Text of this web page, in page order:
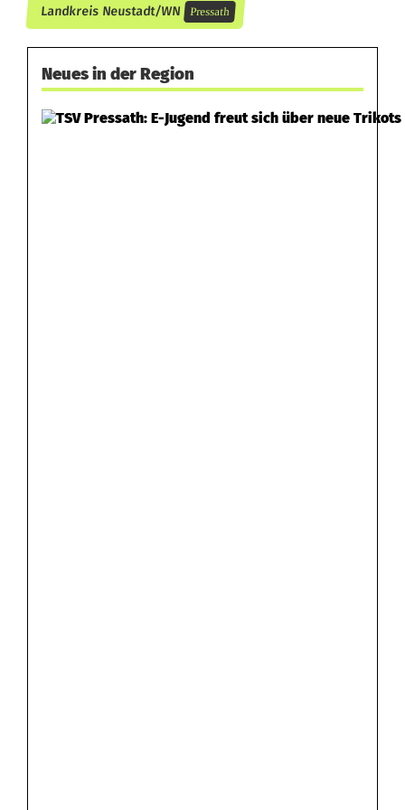
Landkreis Neustadt/WN Pressath
Neues in der Region